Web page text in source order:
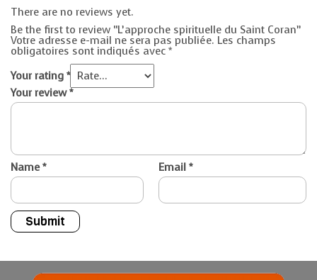
There are no reviews yet.
Be the first to review “L’approche spirituelle du Saint Coran”
Votre adresse e-mail ne sera pas publiée. Les champs
obligatoires sont indiqués avec *
Your rating *
Your review*
Name* Email *